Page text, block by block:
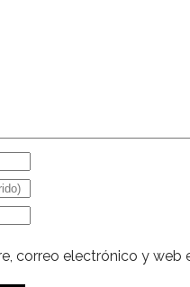
correo electrónico y